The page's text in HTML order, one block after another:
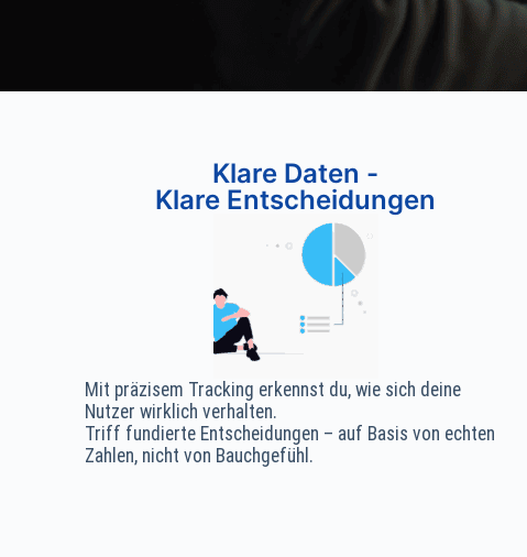
Klare Daten -
Klare Entscheidungen
Mit präzisem Tracking erkennst du, wie sich deine
Nutzer wirklich verhalten.
Triff fundierte Entscheidungen – auf Basis von echten
Zahlen, nicht von Bauchgefühl.